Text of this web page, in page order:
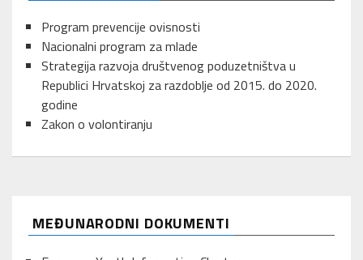
Program prevencije ovisnosti
Nacionalni program za mlade
Strategija razvoja društvenog poduzetništva u
Republici Hrvatskoj za razdoblje od 2015. do 2020.
godine
Zakon o volontiranju
MEĐUNARODNI DOKUMENTI